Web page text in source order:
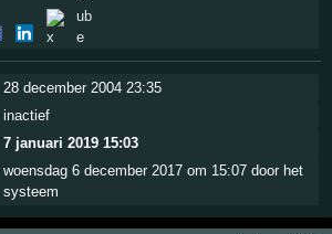
28 december 2004 23:35
inactief
7 januari 2019 15:03
woensdag 6 december 2017 om 15:07 door het
systeem